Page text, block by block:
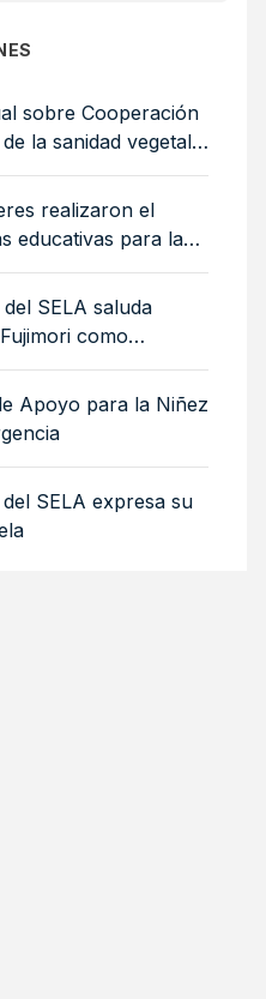
sobre Cooperación
la sanidad vegetal:
para la
realizaron el
educativas para la
niñas migrantes
SELA saluda
como
Apoyo para la Niñez
SELA expresa su